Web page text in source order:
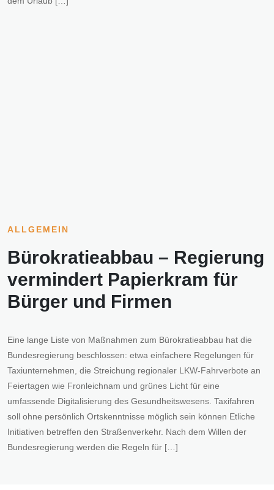
ALLGEMEIN
Bürokratieabbau – Regierung
vermindert Papierkram für
Bürger und Firmen
Eine lange Liste von Maßnahmen zum Bürokratieabbau hat die
Bundesregierung beschlossen: etwa einfachere Regelungen für
Taxiunternehmen, die Streichung regionaler LKW-Fahrverbote an
Feiertagen wie Fronleichnam und grünes Licht für eine
umfassende Digitalisierung des Gesundheitswesens. Taxifahren
soll ohne persönlich Ortskenntnisse möglich sein können Etliche
Initiativen betreffen den Straßenverkehr. Nach dem Willen der
Bundesregierung werden die Regeln für […]